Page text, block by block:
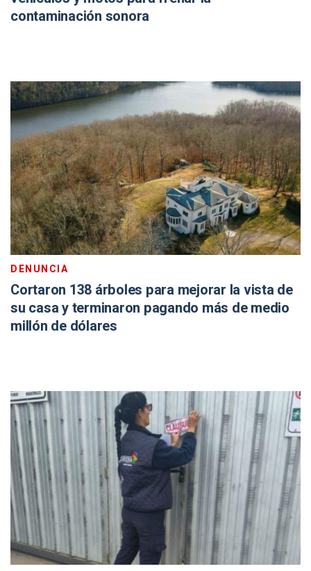
contaminación sonora
DENUNCIA
Cortaron 138 árboles para mejorar la vista de
su casa y terminaron pagando más de medio
millón de dólares